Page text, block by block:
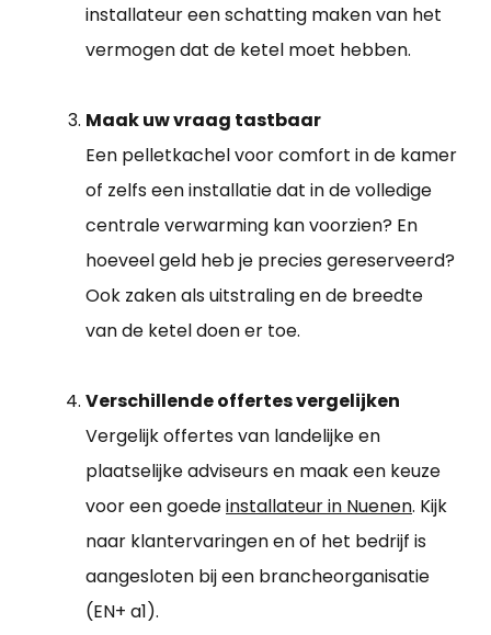
installateur een schatting maken van het
vermogen dat de ketel moet hebben.
Maak uw vraag tastbaar
Een pelletkachel voor comfort in de kamer
of zelfs een installatie dat in de volledige
centrale verwarming kan voorzien? En
hoeveel geld heb je precies gereserveerd?
Ook zaken als uitstraling en de breedte
van de ketel doen er toe.
Verschillende offertes vergelijken
Vergelijk offertes van landelijke en
plaatselijke adviseurs en maak een keuze
voor een goedeinstallateur in Nuenen. Kijk
naar klantervaringen en of het bedrijf is
aangesloten bij een brancheorganisatie
(EN+ a1).